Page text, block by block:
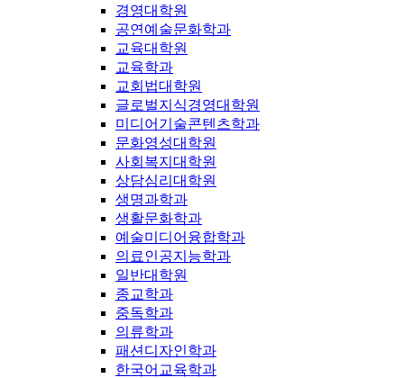
경영대학원
공연예술문화학과
교육대학원
교육학과
교회법대학원
글로벌지식경영대학원
미디어기술콘텐츠학과
문화영성대학원
사회복지대학원
상담심리대학원
생명과학과
생활문화학과
예술미디어융합학과
의료인공지능학과
일반대학원
종교학과
중독학과
의류학과
패션디자인학과
한국어교육학과